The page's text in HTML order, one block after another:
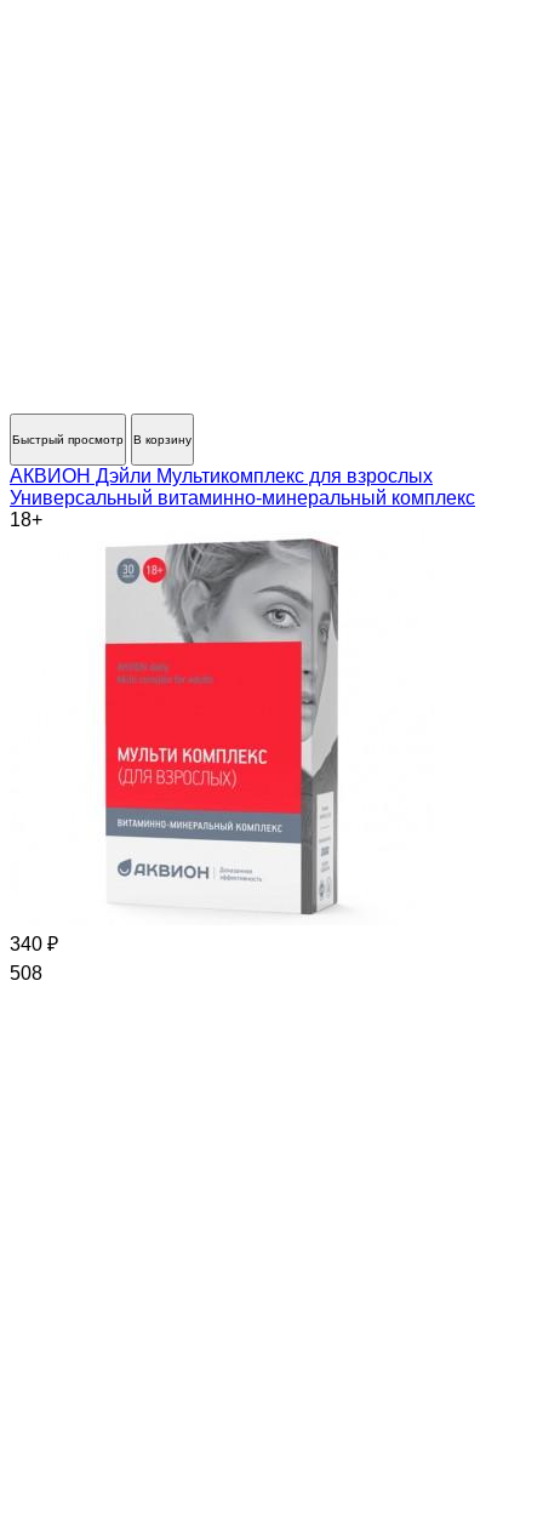
Быстрый просмотр В корзину
АКВИОН Дэйли Мультикомплекс для взрослых
Универсальный витаминно-минеральный комплекс
18+
340 ₽
508